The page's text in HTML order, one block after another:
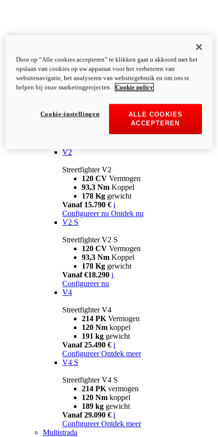
V2
Streetfighter V2
120 CV Vermogen
93,3 Nm Koppel
178 Kg gewicht
Vanaf 15.790 € i
Configureer nu Ontdek nu
V2 S
Streetfighter V2 S
120 CV Vermogen
93,3 Nm Koppel
178 Kg gewicht
Vanaf €18.290 i
Configureer nu
V4
Streetfighter V4
214 PK Vermogen
120 Nm koppel
191 kg gewicht
Vanaf 25.490 € i
Configureer Ontdek meer
V4 S
Streetfighter V4 S
214 PK vermogen
120 Nm koppel
189 kg gewicht
Vanaf 29.090 € i
Configureer Ontdek meer
Multistrada
Door op “Alle cookies accepteren” te klikken gaat u akkoord met het
opslaan van cookies op uw apparaat voor het verbeteren van
websitenavigatie, het analyseren van websitegebruik en om ons te
helpen bij onze marketingprojecten.
Cookie policy
ALLE COOKIES
ACCEPTEREN
Cookie-instellingen